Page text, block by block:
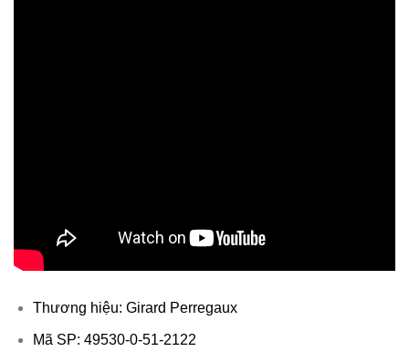
Thương hiệu: Girard Perregaux
Mã SP: 49530-0-51-2122